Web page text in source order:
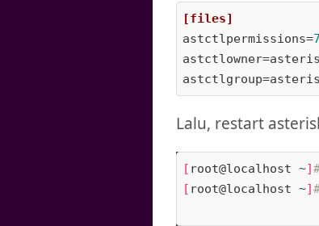
[files]
astctlpermissions=
astctlowner
astctlgroup
Lalu, restart
[ root@localhost ~]
[ root@localhost ~]